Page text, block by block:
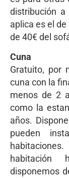
distribución
aplica es el
de 40€ del
Cuna
Gratuito, por
cuna con la
menos de 2
como la
años.
pueden
habitación
disponemos